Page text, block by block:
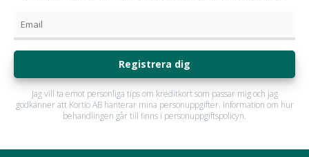
Registrera dig
Jag vill ta emot personliga tips om kreditkort som passar mig och jag
godkänner att Kortio AB hanterar mina personuppgifter. Information om hur
behandlingen går till finns i personuppgiftspolicyn.